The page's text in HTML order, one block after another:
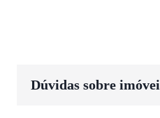
Dúvidas sobre